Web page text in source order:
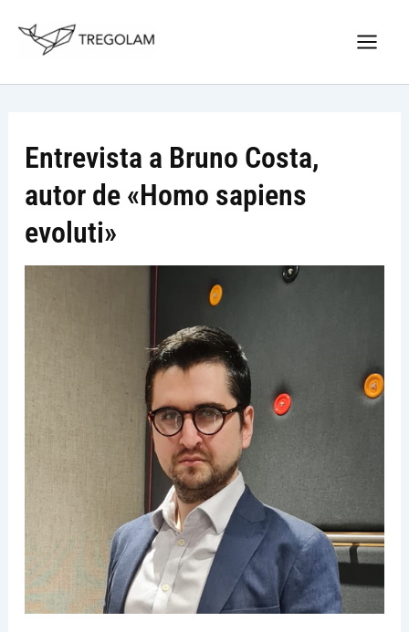
Entrevista a Bruno Costa,
autor de «Homo sapiens
evoluti»